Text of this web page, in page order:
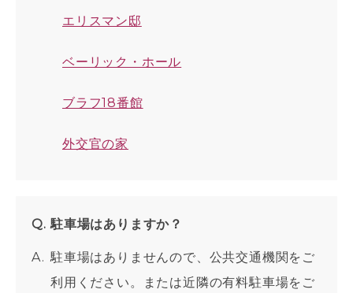
エリスマン邸
ベーリック・ホール
ブラフ18番館
外交官の家
駐車場はありますか？
駐車場はありませんので、公共交通機関をご
利用ください。または近隣の有料駐車場をご